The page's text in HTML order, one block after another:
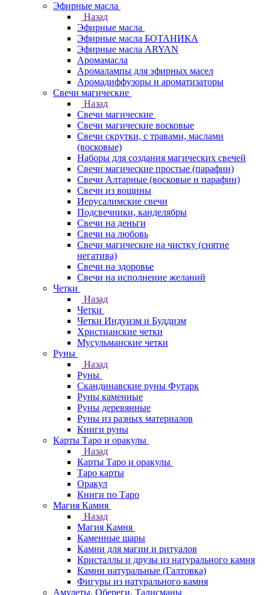
Эфирные масла
Назад
Эфирные масла
Эфирные масла БОТАНИКА
Эфирные масла ARYAN
Аромамасла
Аромалампы для эфирных масел
Аромадиффузоры и ароматизаторы
Свечи магические
Назад
Свечи магические
Свечи магические восковые
Свечи скрутки, с травами, маслами
(восковые)
Наборы для создания магических свечей
Свечи магические простые (парафин)
Свечи Алтарные (восковые и парафин)
Свечи из вощины
Иерусалимские свечи
Подсвечники, канделябры
Свечи на деньги
Свечи на любовь
Свечи магические на чистку (снятие
негатива)
Свечи на здоровье
Свечи на исполнение желаний
Четки
Назад
Четки
Четки Индуизм и Буддизм
Христианские четки
Мусульманские четки
Руны
Назад
Руны
Скандинавские руны Футарк
Руны каменные
Руны деревянные
Руны из разных материалов
Книги руны
Карты Таро и оракулы
Назад
Карты Таро и оракулы
Таро карты
Оракул
Книги по Таро
Магия Камня
Назад
Магия Камня
Каменные шары
Камни для магии и ритуалов
Кристаллы и друзы из натурального камня
Камни натуральные (Галтовка)
Фигуры из натурального камня
Амулеты, Обереги, Талисманы